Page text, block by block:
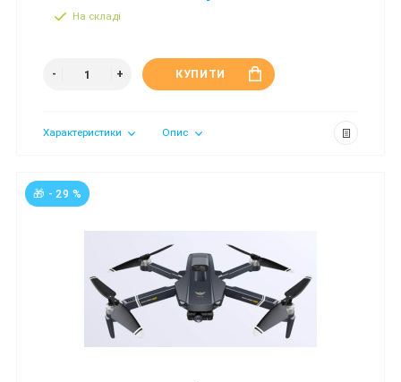
На складі
КУПИТИ
Характеристики Опис
🎁 - 29 %